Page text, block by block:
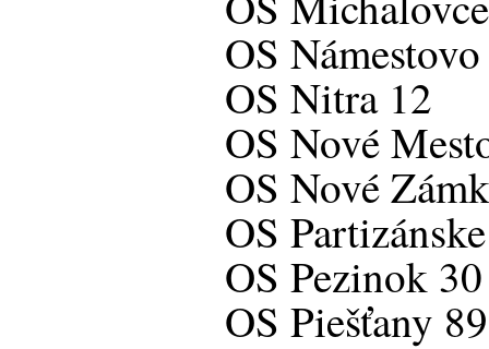
OS
OS Nitra 12
OS Nové
OS Nové
OS
OS Pezinok 30
OS Piešťany 89